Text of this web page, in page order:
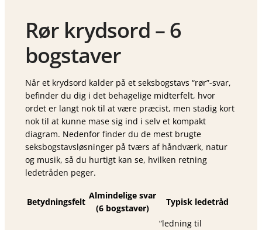
Rør krydsord – 6
bogstaver
Når et krydsord kalder på et seksbogstavs “rør”-svar,
befinder du dig i det behagelige midterfelt, hvor
ordet er langt nok til at være præcist, men stadig kort
nok til at kunne mase sig ind i selv et kompakt
diagram. Nedenfor finder du de mest brugte
seksbogstavsløsninger på tværs af håndværk, natur
og musik, så du hurtigt kan se, hvilken retning
ledetråden peger.
Betydningsfelt
Almindelige svar
(6 bogstaver)
Typisk ledetråd
“ledning til